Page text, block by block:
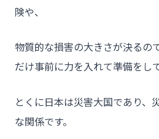
- 工事業者様
- 施工事例
- 会社概要
- お問い合わせ
険や、
物質的な損害の大きさが決るの
だけ事前に力を入れて準備をし
とくに日本は災害大国であり、
な関係です。